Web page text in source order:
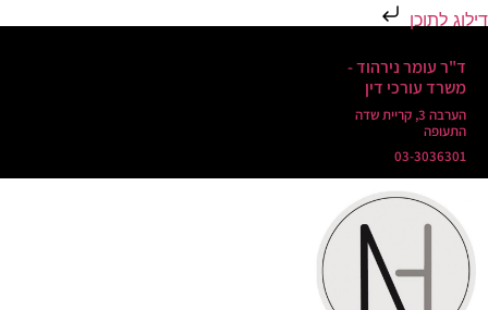
דילוג לתוכן
ד"ר עומר נירהוד -
משרד עורכי דין
הערבה 3, קריית שדה
התעופה
03-3036301